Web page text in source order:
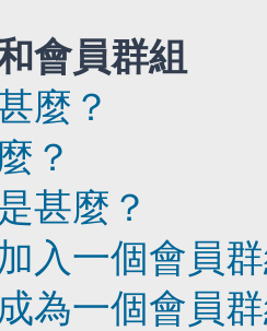
會員群組
麼？
？
甚麼？
入一個會員
為一個會員